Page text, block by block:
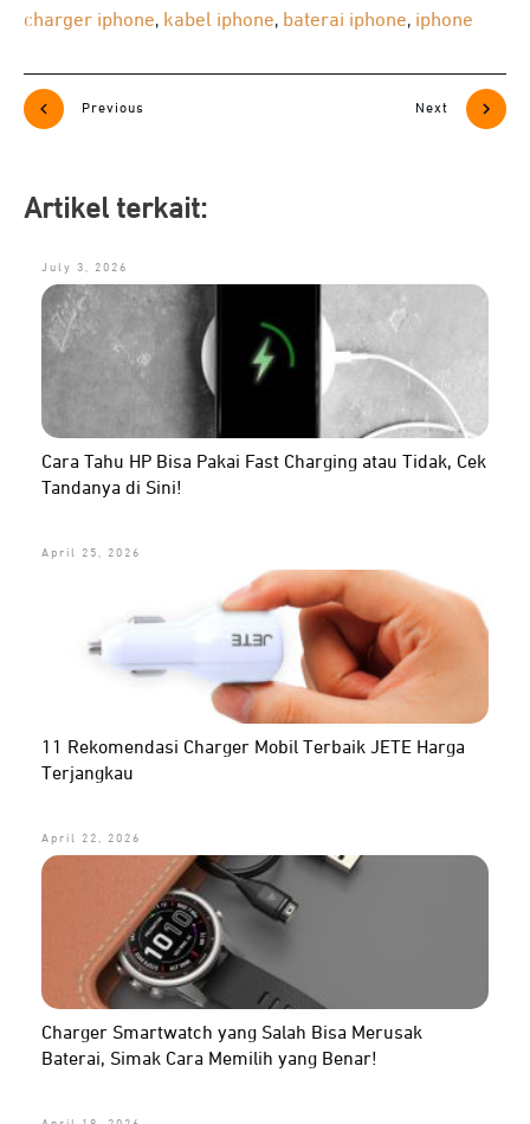
charger iphone, kabel iphone, baterai iphone, iphone
Previous Next
Artikel terkait:
July 3, 2026
Cara Tahu HP Bisa Pakai Fast Charging atau Tidak, Cek
Tandanya di Sini!
April 25, 2026
11 Rekomendasi Charger Mobil Terbaik JETE Harga
Terjangkau
April 22, 2026
Charger Smartwatch yang Salah Bisa Merusak
Baterai, Simak Cara Memilih yang Benar!